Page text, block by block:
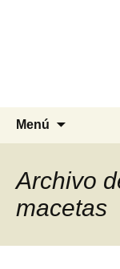
Menú
Archivo
macetas